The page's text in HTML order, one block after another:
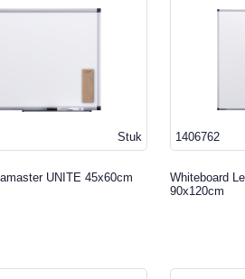
Stuk
UNITE 45x60cm
1406762
Whiteboard
90x120cm